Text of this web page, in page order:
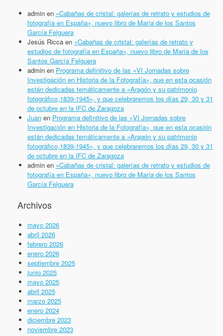
adminen «Cabañas de cristal: galerías de retrato y estudios de
fotografía en España», nuevo libro de María de los Santos
García Felguera
Jesús Riccaen «Cabañas de cristal: galerías de retrato y
estudios de fotografía en España», nuevo libro de María de los
Santos García Felguera
adminen Programa definitivo de las «VI Jornadas sobre
Investigación en Historia de la Fotografía», que en esta ocasión
están dedicadas temáticamente a «Aragón y su patrimonio
fotográfico,1839-1945», y que celebraremos los días 29, 30 y 31
de octubre en la IFC de Zaragoza
Juanen Programa definitivo de las «VI Jornadas sobre
Investigación en Historia de la Fotografía», que en esta ocasión
están dedicadas temáticamente a «Aragón y su patrimonio
fotográfico,1839-1945», y que celebraremos los días 29, 30 y 31
de octubre en la IFC de Zaragoza
adminen «Cabañas de cristal: galerías de retrato y estudios de
fotografía en España», nuevo libro de María de los Santos
García Felguera
Archivos
mayo 2026
abril 2026
febrero 2026
enero 2026
septiembre 2025
junio 2025
mayo 2025
abril 2025
marzo 2025
enero 2024
diciembre 2023
noviembre 2023